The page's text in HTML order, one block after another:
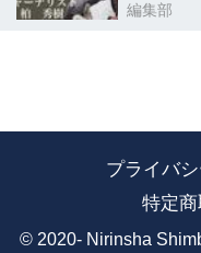
編集部
プライバ
特定
© 2020- Nirinsha